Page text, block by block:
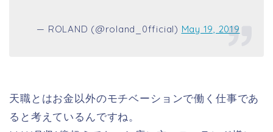
— ROLAND (@roland_0fficial) May 19, 2019
天職とはお金以外のモチベーションで働く仕事であ
ると考えているんですね。